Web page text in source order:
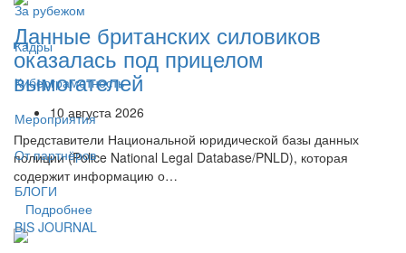
За рубежом
Кадры
Киберграмотность
Мероприятия
От партнёров
БЛОГИ
BIS JOURNAL
Данные британских силовиков
оказалась под прицелом
вымогателей
10 августа 2026
Представители Национальной юридической базы данных
полиции (Police National Legal Database/PNLD), которая
содержит информацию о…
Подробнее